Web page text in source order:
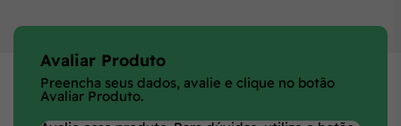
Avaliar Produto
Preencha seus dados, avalie e clique no botão
Avaliar Produto.